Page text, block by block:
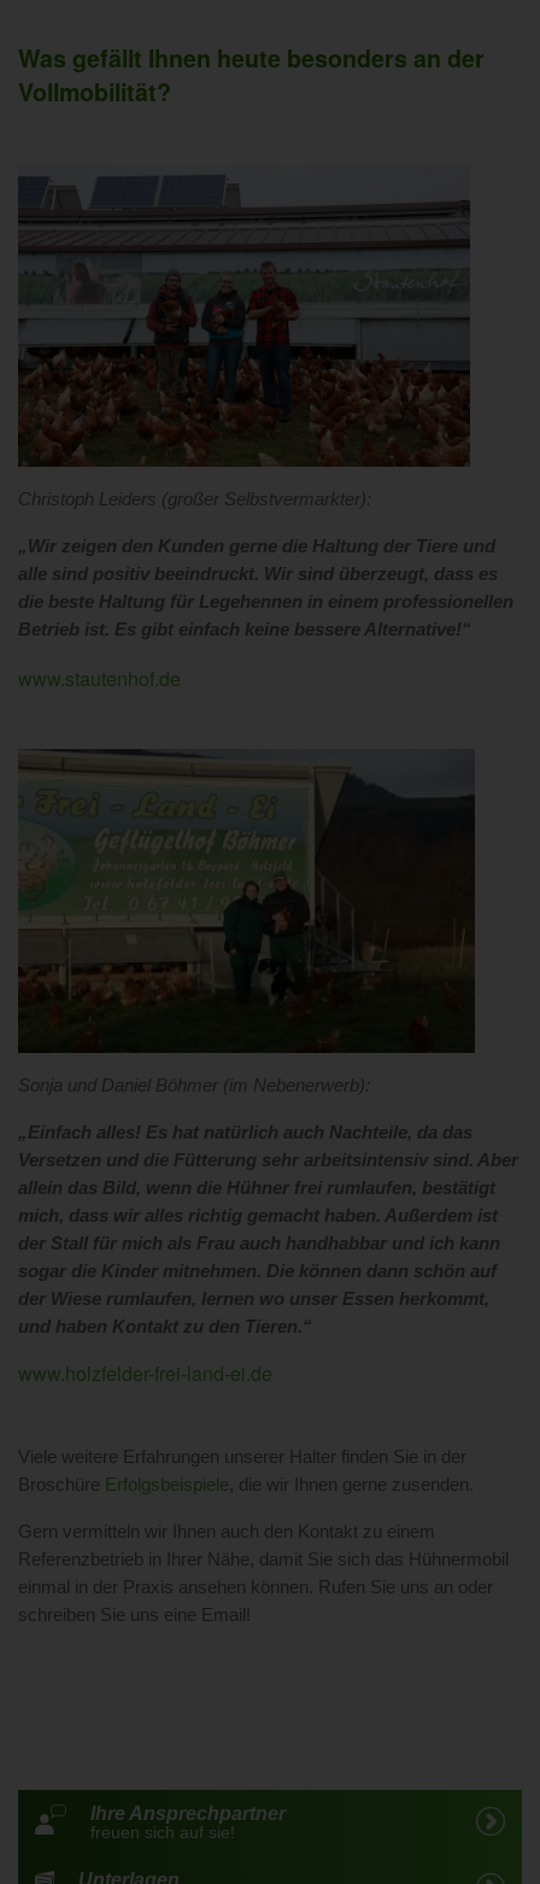
Was gefällt Ihnen heute besonders an der
Vollmobilität?
Christoph Leiders (großer Selbstvermarkter):
„Wir zeigen den Kunden gerne die Haltung der Tiere und
alle sind positiv beeindruckt. Wir sind überzeugt, dass es
die beste Haltung für Legehennen in einem professionellen
Betrieb ist. Es gibt einfach keine bessere Alternative!“
www.stautenhof.de
Sonja und Daniel Böhmer (im Nebenerwerb):
„Einfach alles! Es hat natürlich auch Nachteile, da das
Versetzen und die Fütterung sehr arbeitsintensiv sind. Aber
allein das Bild, wenn die Hühner frei rumlaufen, bestätigt
mich, dass wir alles richtig gemacht haben. Außerdem ist
der Stall für mich als Frau auch handhabbar und ich kann
sogar die Kinder mitnehmen. Die können dann schön auf
der Wiese rumlaufen, lernen wo unser Essen herkommt,
und haben Kontakt zu den Tieren.“
www.holzfelder-frei-land-ei.de
Viele weitere Erfahrungen unserer Halter finden Sie in der
Broschüre Erfolgsbeispiele, die wir Ihnen gerne zusenden.
Gern vermitteln wir Ihnen auch den Kontakt zu einem
Referenzbetrieb in Ihrer Nähe, damit Sie sich das Hühnermobil
einmal in der Praxis ansehen können. Rufen Sie uns an oder
schreiben Sie uns eine Email!
Ihre Ansprechpartner
freuen sich auf sie!
Unterlagen